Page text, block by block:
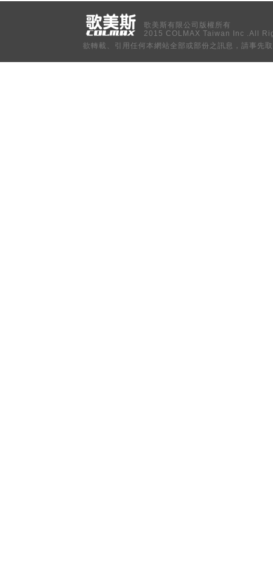
歌美斯有限公司版權所有
2015 COLMAX Taiwan Inc .All
欲轉載、引用任何本網站全部或部份之訊息，請事先